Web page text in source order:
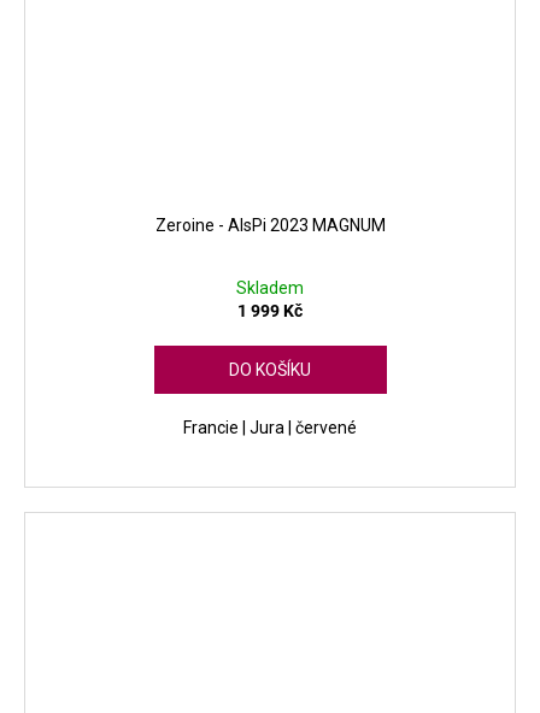
Zeroine - AlsPi 2023 MAGNUM
Skladem
1 999 Kč
DO KOŠÍKU
Francie | Jura | červené